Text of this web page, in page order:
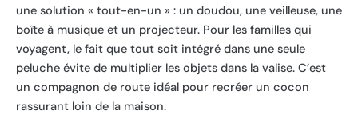
une solution « tout-en-un » : un doudou, une veilleuse, une
boîte à musique et un projecteur. Pour les familles qui
voyagent, le fait que tout soit intégré dans une seule
peluche évite de multiplier les objets dans la valise. C’est
un compagnon de route idéal pour recréer un cocon
rassurant loin de la maison.